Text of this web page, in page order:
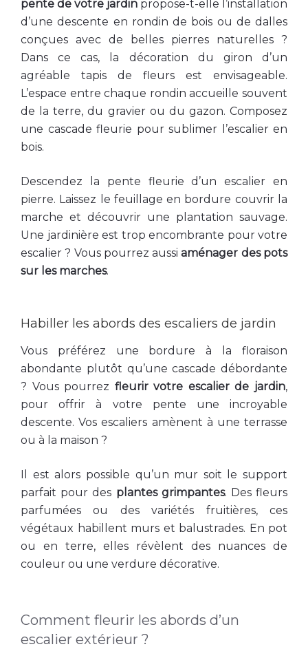
pente de votre jardin propose-t-elle l’installation
d’une descente en rondin de bois ou de dalles
conçues avec de belles pierres naturelles ?
Dans ce cas, la décoration du giron d’un
agréable tapis de fleurs est envisageable.
L’espace entre chaque rondin accueille souvent
de la terre, du gravier ou du gazon. Composez
une cascade fleurie pour sublimer l’escalier en
bois.
Descendez la pente fleurie d’un escalier en
pierre. Laissez le feuillage en bordure couvrir la
marche et découvrir une plantation sauvage.
Une jardinière est trop encombrante pour votre
escalier ? Vous pourrez aussiaménager des pots
sur les marches.
Habiller les abords des escaliers de jardin
Vous préférez une bordure à la floraison
abondante plutôt qu’une cascade débordante
? Vous pourrez fleurir votre escalier de jardin,
pour offrir à votre pente une incroyable
descente. Vos escaliers amènent à une terrasse
ou à la maison ?
Il est alors possible qu’un mur soit le support
parfait pour des plantes grimpantes. Des fleurs
parfumées ou des variétés fruitières, ces
végétaux habillent murs et balustrades. En pot
ou en terre, elles révèlent des nuances de
couleur ou une verdure décorative.
Comment fleurir les abords d’un
escalier extérieur ?